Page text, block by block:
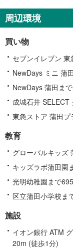
周辺環境
買い物
セブンイレブン
NewDays ミニ 蒲
NewDays 蒲田ま
成城石井
東急ストア 蒲田
教育
グローバルキッズ
キッズラボ蒲田園
光明幼稚園まで
区立蒲田小学校ま
施設
イオン銀行 ATM
20m (徒歩1分)